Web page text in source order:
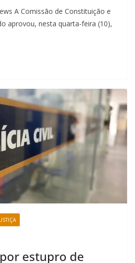
A Comissão de Constituição e
aprovou, nesta quarta-feira (10),
estupro de